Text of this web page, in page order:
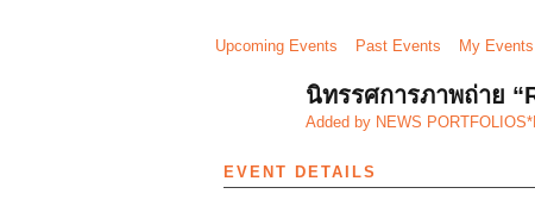
Upcoming Events Past Events My Events
นิทรรศการภาพถ่าย
Added by NEWS
EVENT DETAILS